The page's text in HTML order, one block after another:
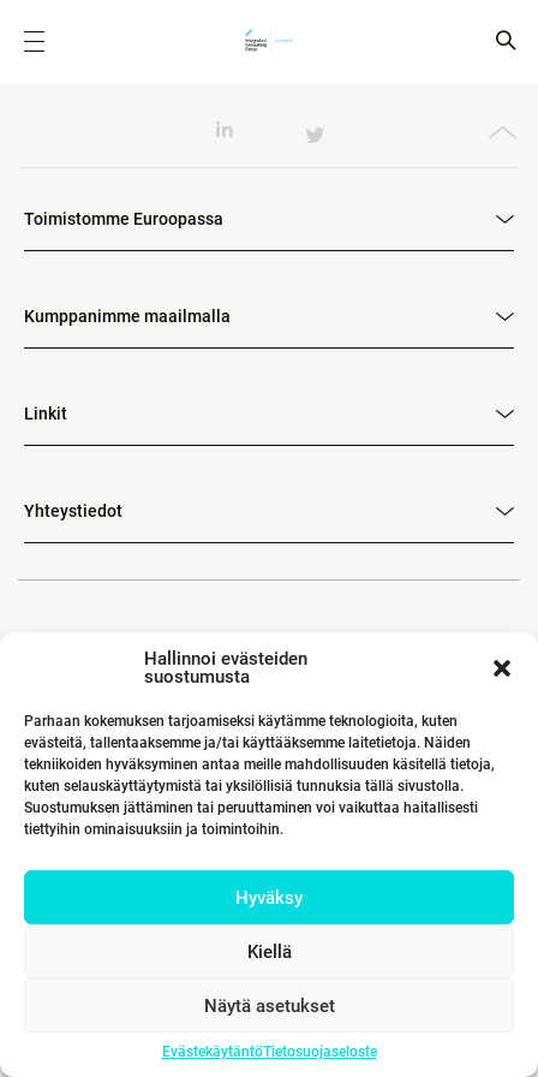
Hallinnoi evästeiden
suostumusta
Parhaan kokemuksen tarjoamiseksi käytämme teknologioita, kuten
evästeitä, tallentaaksemme ja/tai käyttääksemme laitetietoja. Näiden
tekniikoiden hyväksyminen antaa meille mahdollisuuden käsitellä tietoja,
kuten selauskäyttäytymistä tai yksilöllisiä tunnuksia tällä sivustolla.
Suostumuksen jättäminen tai peruuttaminen voi vaikuttaa haitallisesti
tiettyihin ominaisuuksiin ja toimintoihin.
Hyväksy
Kiellä
Näytä asetukset
EvästekäytäntöTietosuojaseloste
Toimistomme Euroopassa
Kumppanimme maailmalla
Linkit
Yhteystiedot